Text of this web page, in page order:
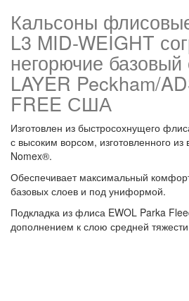
Кальсоны
L3 MID-WEIGHT
негорючие
LAYER Peckham/
FREE США
Изготовлен из быстросохнущего
с высоким ворсом, изготовленного
Nomex®.
Обеспечивает максимальный
базовых слоев и под униформой.
Подкладка из флиса EWOL Parka
дополнением к слою средней